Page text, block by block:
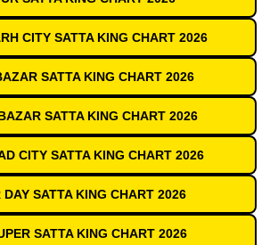
CITY SATTA KING CHART 2026
SATTA KING CHART 2026
SATTA KING CHART 2026
CITY SATTA KING CHART 2026
DAY SATTA KING CHART 2026
SATTA KING CHART 2026